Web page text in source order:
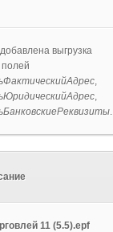
выгрузка
,
,
.
11 (5.5).epf